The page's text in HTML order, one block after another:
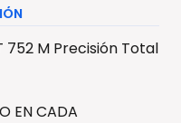
M Precisión Total
EN CADA